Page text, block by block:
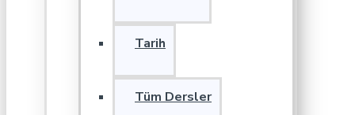
Tarih
Tüm Dersler